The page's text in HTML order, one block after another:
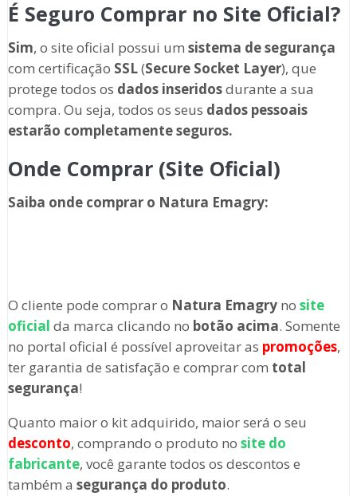
É Seguro Comprar no Site Oficial?
Sim, o site oficial possui um sistema de segurança
com certificação SSL(Secure Socket Layer), que
protege todos os dados inseridosdurante a sua
compra. Ou seja, todos os seus dados pessoais
estarão completamente seguros.
Onde Comprar (Site Oficial)
Saiba onde comprar o Natura Emagry:
O cliente pode comprar o Natura Emagryno site
oficial da marca clicando no botão acima. Somente
no portal oficial é possível aproveitar as promoções,
ter garantia de satisfação e comprar com total
segurança!
Quanto maior o kit adquirido, maior será o seu
desconto, comprando o produto no site do
fabricante, você garante todos os descontos e
também a segurança do produto.